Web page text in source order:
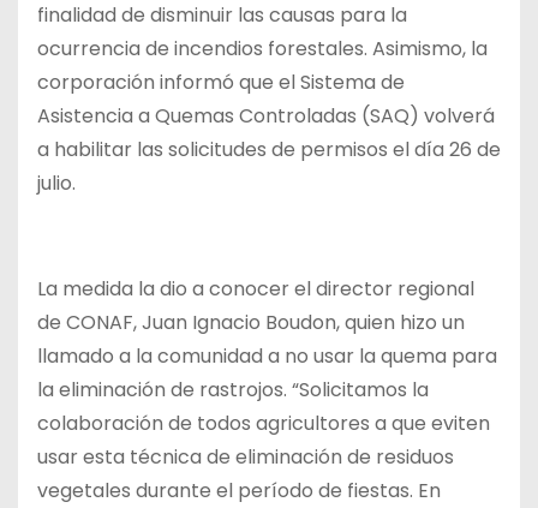
finalidad de disminuir las causas para la
ocurrencia de incendios forestales. Asimismo, la
corporación informó que el Sistema de
Asistencia a Quemas Controladas (SAQ) volverá
a habilitar las solicitudes de permisos el día 26 de
julio.
La medida la dio a conocer el director regional
de CONAF, Juan Ignacio Boudon, quien hizo un
llamado a la comunidad a no usar la quema para
la eliminación de rastrojos. “Solicitamos la
colaboración de todos agricultores a que eviten
usar esta técnica de eliminación de residuos
vegetales durante el período de fiestas. En